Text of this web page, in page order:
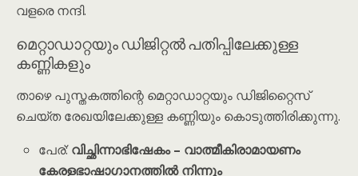
വളരെ നന്ദി.
മെറ്റാഡാറ്റയും ഡിജിറ്റൽ പതിപ്പിലേക്കുള്ള
കണ്ണികളും
താഴെ പുസ്തകത്തിന്റെ മെറ്റാഡാറ്റയും ഡിജിറ്റൈസ്
ചെയ്ത രേഖയിലേക്കുള്ള കണ്ണിയും കൊടുത്തിരിക്കുന്നു.
പേര്:വിച്ഛിന്നാഭിഷേകം – വാത്മീകിരാമായണം
കേരളഭാഷാഗാനത്തിൽ നിന്നും